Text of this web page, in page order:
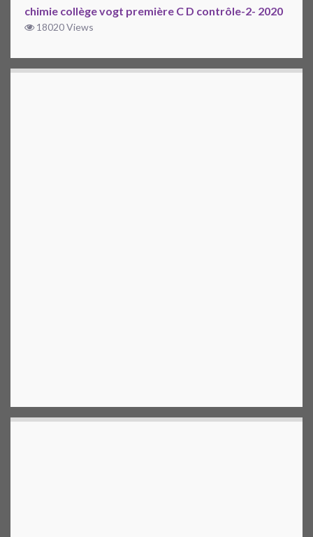
chimie collège vogt première C D contrôle-2- 2020
18020 Views